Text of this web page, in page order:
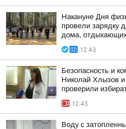
Накануне Дня
провели зарядку
дома,
12:43
Безопасность и
Николай Хлызов
проверили
12:43
Воду с